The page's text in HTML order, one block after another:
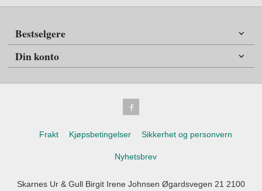
Bestselgere
Din konto
Frakt Kjøpsbetingelser Sikkerhet og personvern
Nyhetsbrev
Skarnes Ur & Gull Birgit Irene Johnsen Øgardsvegen 21 2100